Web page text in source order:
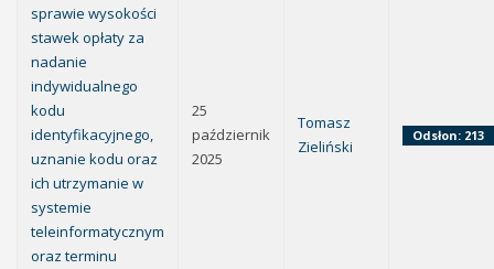
sprawie wysokości
stawek opłaty za
nadanie
indywidualnego
kodu
identyfikacyjnego,
uznanie kodu oraz
ich utrzymanie w
systemie
teleinformatycznym
oraz terminu
25
październik
2025
Tomasz
Zieliński
Odsłon: 213